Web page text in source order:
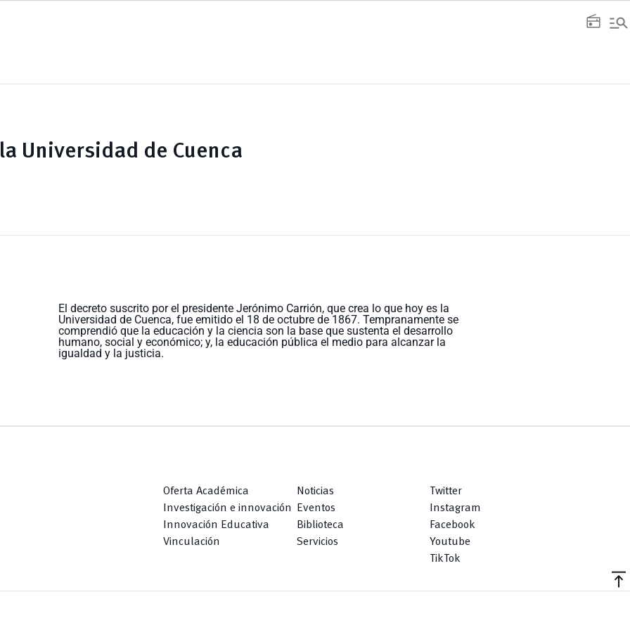
radio manage_search
Universidad de Cuenca
El decreto suscrito por el presidente Jerónimo Carrión, que crea lo que hoy es la
Universidad de Cuenca, fue emitido el 18 de octubre de 1867. Tempranamente se
comprendió que la educación y la ciencia son la base que sustenta el desarrollo
humano, social y económico; y, la educación pública el medio para alcanzar la
igualdad y la justicia.
Oferta Académica
Investigación e innovación
Innovación Educativa
Vinculación
Noticias
Eventos
Biblioteca
Servicios
Twitter
Instagram
Facebook
Youtube
TikTok
vertical_align_top